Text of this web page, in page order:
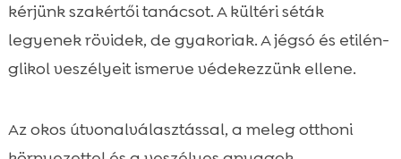
kérjünk szakértői tanácsot. A kültéri séták
legyenek rövidek, de gyakoriak. A jégsó és etilén-
glikol veszélyeit ismerve védekezzünk ellene.
Az okos útvonalválasztással, a meleg otthoni